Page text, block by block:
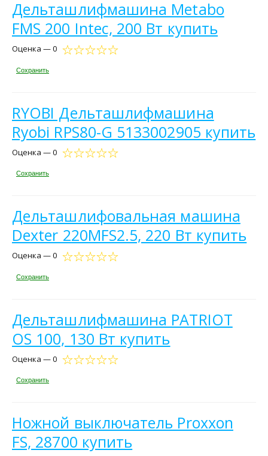
Дельташлифмашина Metabo
FMS 200 Intec, 200 Вт купить
Оценка — 0
Сохранить
RYOBI Дельташлифмашина
Ryobi RPS80-G 5133002905 купить
Оценка — 0
Сохранить
Дельташлифовальная машина
Dexter 220MFS2.5, 220 Вт купить
Оценка — 0
Сохранить
Дельташлифмашина PATRIOT
OS 100, 130 Вт купить
Оценка — 0
Сохранить
Ножной выключатель Proxxon
FS, 28700 купить